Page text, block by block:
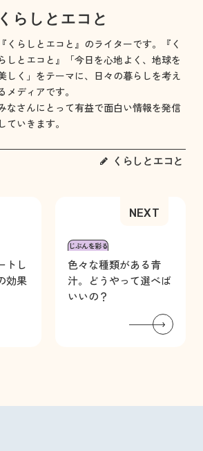
くらしとエコと
『くらしとエコと』のライターです。『く
らしとエコと』「今日を心地よく、地球を
しく」をテーマに、日々の暮らしを考え
メディアです。
なさんにとって有益で面白い情報を発信
していきます。
くらしとエコと
トし
効果
じぶんを彩る
色々な種類がある青
汁。どうやって選べば
いいの？